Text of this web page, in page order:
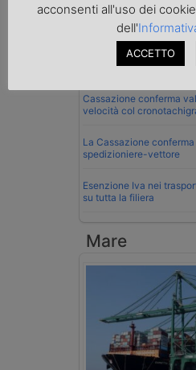
La riforma del Codice
sull’autotrasporto
Imprenditore di Prato
col muletto
Cassazione conferma
velocità col
La Cassazione
spedizioniere-vettore
Esenzione Iva nei
su tutta la filiera
Mare
acconsenti all'uso dei
dell'
ACCETTO